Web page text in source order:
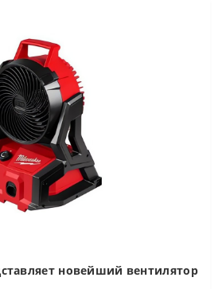
новейший вентилятор